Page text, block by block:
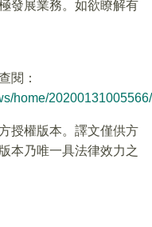
發展業務。如欲瞭解有
閱：
home/
授權版本。譯文僅供方
本乃唯一具法律效力之